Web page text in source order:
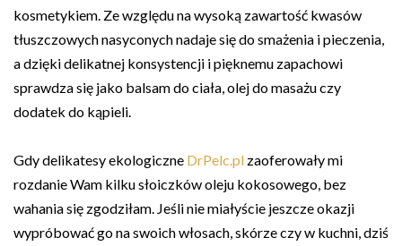
kosmetykiem. Ze względu na wysoką zawartość kwasów
tłuszczowych nasyconych nadaje się do smażenia i pieczenia,
a dzięki delikatnej konsystencji i pięknemu zapachowi
sprawdza się jako balsam do ciała, olej do masażu czy
dodatek do kąpieli.
Gdy delikatesy ekologiczne DrPelc.pl zaoferowały mi
rozdanie Wam kilku słoiczków oleju kokosowego, bez
wahania się zgodziłam. Jeśli nie miałyście jeszcze okazji
wypróbować go na swoich włosach, skórze czy w kuchni, dziś